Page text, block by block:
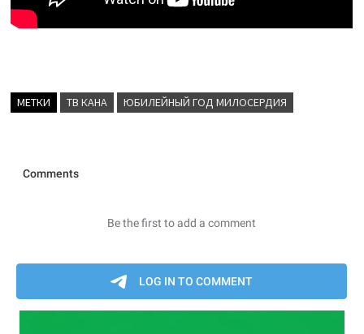
МЕТКИ ТВ КАНА ЮБИЛЕЙНЫЙ ГОД МИЛОСЕРДИЯ